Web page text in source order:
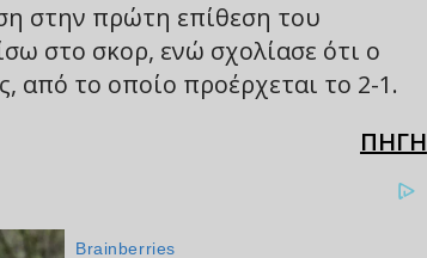
στην πρώτη επίθεση του
στο σκορ, ενώ σχολίασε ότι ο
από το οποίο προέρχεται το 2-1.
ΠΗΓΗ